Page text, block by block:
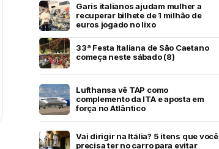
Garis italianos ajudam mulher a
recuperar bilhete de 1 milhão de
euros jogado no lixo
33ª Festa Italiana de São Caetano
começa neste sábado (8)
Lufthansa vê TAP como
complemento da ITA e aposta em
força no Atlântico
Vai dirigir na Itália? 5 itens que você
precisa ter no carro para evitar